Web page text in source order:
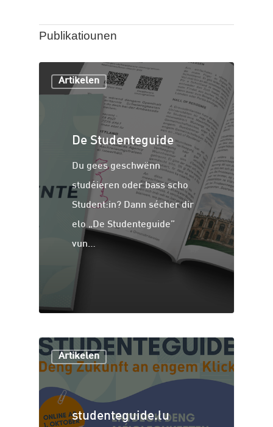
Publikatiounen
Artikelen
De Studenteguide
Du gees geschwënn
studéieren oder bass scho
Student:in? Dann sécher dir
elo „De Studenteguide”
vun…
Artikelen
studenteguide.lu